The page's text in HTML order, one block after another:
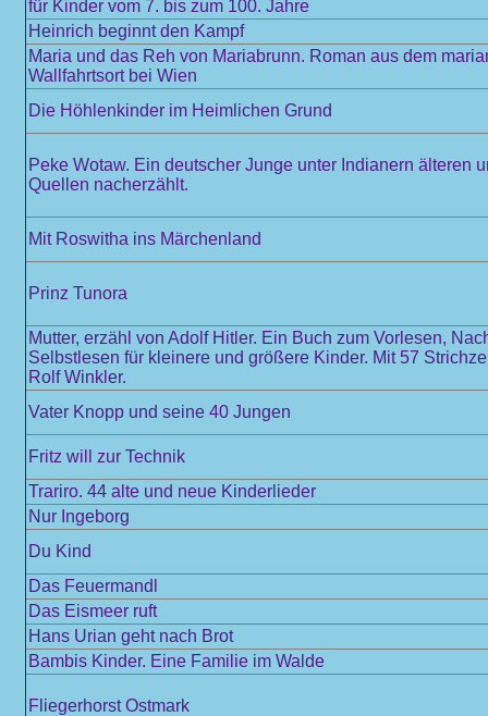
für Kinder vom 7. bis zum 100. Jahre
Heinrich beginnt den Kampf
Maria und das Reh von Mariabrunn. Roman aus dem
Wallfahrtsort bei Wien
Die Höhlenkinder im Heimlichen Grund
Peke Wotaw. Ein deutscher Junge unter Indianern älteren
Quellen nacherzählt.
Mit Roswitha ins Märchenland
Prinz Tunora
Mutter, erzähl von Adolf Hitler. Ein Buch zum Vorlesen,
Selbstlesen für kleinere und größere Kinder. Mit 57
Rolf Winkler.
Vater Knopp und seine 40 Jungen
Fritz will zur Technik
Trariro. 44 alte und neue Kinderlieder
Nur Ingeborg
Du Kind
Das Feuermandl
Das Eismeer ruft
Hans Urian geht nach Brot
Bambis Kinder. Eine Familie im Walde
Fliegerhorst Ostmark